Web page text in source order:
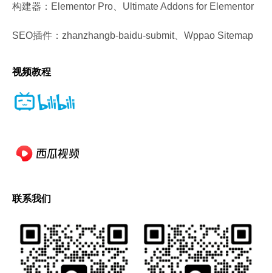
构建器：Elementor Pro、Ultimate Addons for Elementor
SEO插件：zhanzhangb-baidu-submit、Wppao Sitemap
视频教程
联系我们